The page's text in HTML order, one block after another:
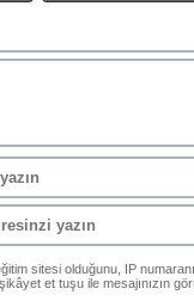
sitesi olduğunu, IP
et tuşu ile mesajınızın